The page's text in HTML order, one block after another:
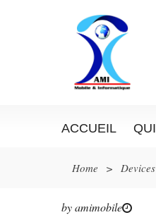
ACCUEIL
Home > Devices
byamimobile